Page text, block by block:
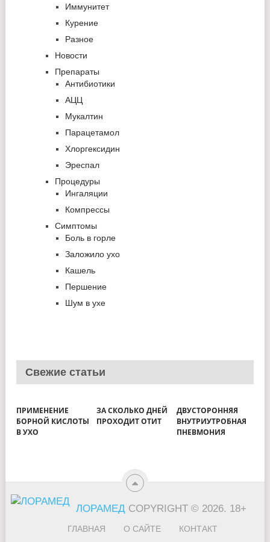
Иммунитет
Курение
Разное
Новости
Препараты
Антибиотики
АЦЦ
Мукалтин
Парацетамол
Хлоргексидин
Эреспал
Процедуры
Ингаляции
Компрессы
Симптомы
Боль в горле
Заложило ухо
Кашель
Першение
Шум в ухе
Свежие статьи
ПРИМЕНЕНИЕ
БОРНОЙ КИСЛОТЫ
В УХО
ЗА СКОЛЬКО ДНЕЙ
ПРОХОДИТ ОТИТ
ДВУСТОРОННЯЯ
ВНУТРИУТРОБНАЯ
ПНЕВМОНИЯ
ЛОРАМЕД COPYRIGHT © 2026. 18+
ГЛАВНАЯ О САЙТЕ КОНТАКТ